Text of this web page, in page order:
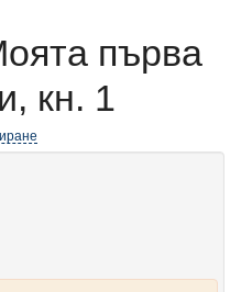
първа
кн. 1